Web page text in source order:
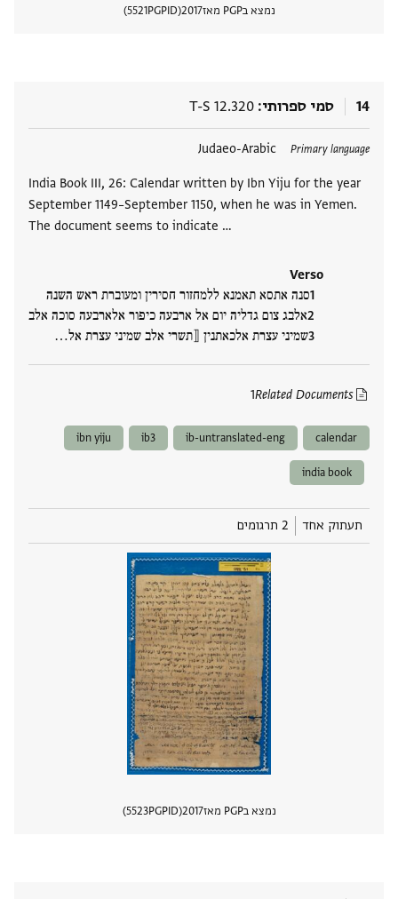
נמצא בPGP מאז 2017
PGPID
5521
14 סמי ספרותי T-S 12.320
Primary language
Judaeo-Arabic
India Book III, 26: Calendar written by Ibn Yiju for the year
September 1149–September 1150, when he was in Yemen.
The document seems to indicate …
Verso
סנה אתסא תאמנא ללמחזור חסירין ומעוברת ראש השנה
אלבג צום גדליה יום אל ארבעה כיפור אלארבעה סוכה אלב
שמיני עצרת אלכאתנין ⟦תשרי אלב שמיני עצרת אל‮…
Related Documents
1
תגים
calendar
ib-untranslated-eng
ib3
ibn yiju
india book
תעתוק אחד 2 תרגומים
נמצא בPGP מאז 2017
PGPID
5523